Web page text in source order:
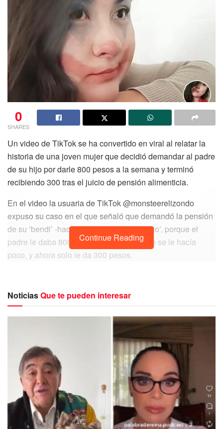
0
SHARES
Un video de TikTok se ha convertido en viral al relatar la
historia de una joven mujer que decidió demandar al padre
de su hijo por darle 800 pesos a la semana y terminó
recibiendo 300 tras el juicio de pensión alimenticia.
En el video la usuaria de TikTok @monsteerelizondo
expuso su caso en el que señaló que demandó la pensión
de su ‘bendi’ -haciendo referencia a su hijo’, porque el
padre le daba 800 pesos semanales, pero se le hacía
poco, y ahora solo le da 300 pesos.
con un filtro de maquillaje de payaso y hace muecas de
tristeza.
Continue Reading
NoticiasQue te pueden interesar